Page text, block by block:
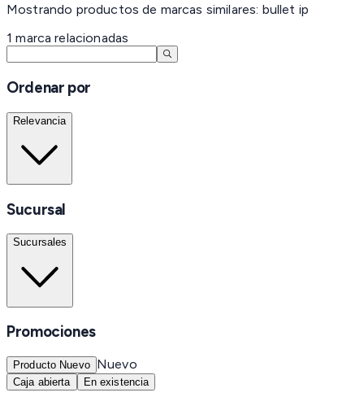
Mostrando productos de marcas similares: bullet ip
1 marca relacionadas
Ordenar por
Relevancia
Sucursal
Sucursales
Promociones
Producto Nuevo Nuevo
Caja abierta En existencia